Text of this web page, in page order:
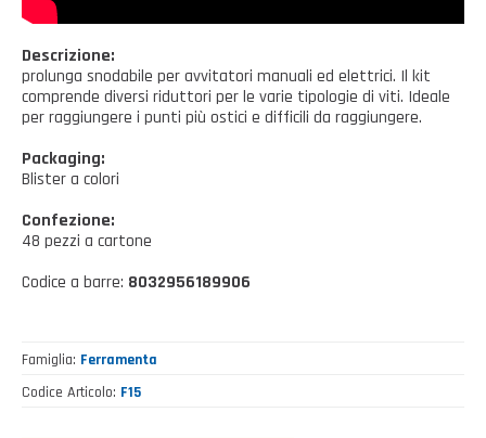
Descrizione:
prolunga snodabile per avvitatori manuali ed elettrici. Il kit
comprende diversi riduttori per le varie tipologie di viti. Ideale
per raggiungere i punti più ostici e difficili da raggiungere.
Packaging:
Blister a colori
Confezione:
48 pezzi a cartone
Codice a barre: 8032956189906
Famiglia Ferramenta
Codice Articolo F15